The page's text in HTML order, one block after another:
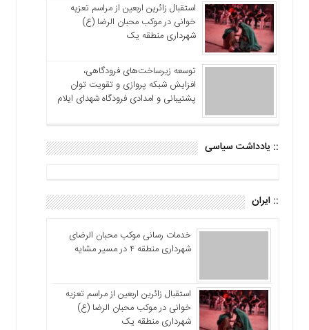
استقبال زائرین اربعین از مراسم تعزیه
خوانی در موکب محبان الرضا (ع)
شهرداری منطقه یک
توسعه زیرساخت‌های فرودگاهی،
افزایش شبکه پروازی و تقویت توان
پشتیبانی و امدادی فرودگاه شهدای ایلام
:: یادداشت سیاسی
:: ایران
خدمات رسانی موکب محبان الرضای
شهرداری منطقه ۴ در مسیر مشایه
استقبال زائرین اربعین از مراسم تعزیه
خوانی در موکب محبان الرضا (ع)
شهرداری منطقه یک